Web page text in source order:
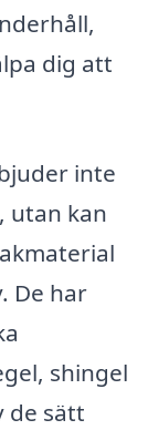
dig att
inte
utan kan
De har
shingel
de sätt